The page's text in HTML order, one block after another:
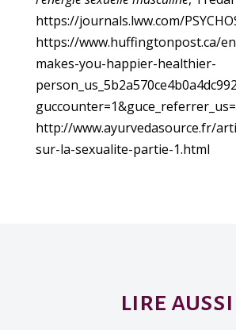
https://journals.lww.com/
https://www.huffingtonpost.ca/
makes-you-happier-healthier-
http://www.ayurvedasource.fr/
sur-la-sexualite-partie-1.html
lire aussi